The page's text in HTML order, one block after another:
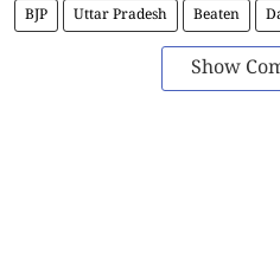
BJP Uttar Pradesh Beaten
Show